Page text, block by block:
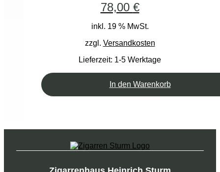
78,00 €
inkl. 19 % MwSt.
zzgl. Versandkosten
Lieferzeit: 1-5 Werktage
In den Warenkorb